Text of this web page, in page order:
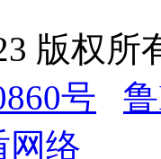
版权
号
网络